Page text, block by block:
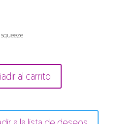
al carrito